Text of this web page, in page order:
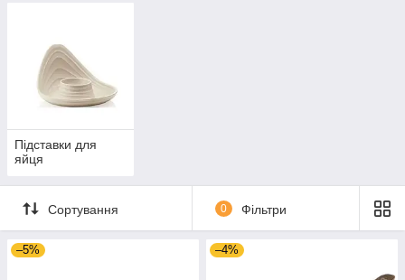
Підставки для
яйця
Сортування 0 Фільтри
–5% –4%